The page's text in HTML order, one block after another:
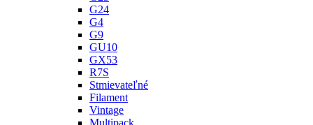
G24
G4
G9
GU10
GX53
R7S
Stmievateľné
Filament
Vintage
Multipack